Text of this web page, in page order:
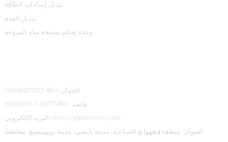
تبديل إمدادات الطاقة
تبديل القدم
وحدة تحكم بمضخة مياه المروحة
الجوال: +86-15868071133
هاتف: +86-0577-62698933
البريد الإلكتروني: mnxcn@mnxcn.com
العنوان: منطقة فنغهوانغ الصناعية، مدينة بايشي، مدينة يويهتشينغ، مقاطعة